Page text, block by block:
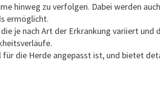
hinweg zu verfolgen. Dabei werden auch
ermöglicht.
je nach Art der Erkrankung variiert und
die Herde angepasst ist, und bietet